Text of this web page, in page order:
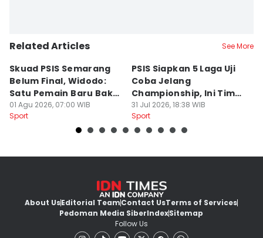
Related Articles See More
Skuad PSIS Semarang
Belum Final, Widodo:
Satu Pemain Baru Bakal
Gabung
01 Agu 2026, 07:00 WIB
Sport
PSIS Siapkan 5 Laga Uji
Coba Jelang
Championship, Ini Tim
Calon Lawan
31 Jul 2026, 18:38 WIB
Sport
About UsEditorial TeamContact UsTerms of Services
Pedoman Media SiberIndexSitemap
Follow Us